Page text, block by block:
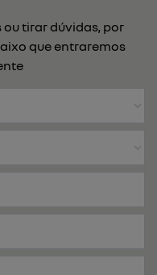
tirar dúvidas, por
que entraremos